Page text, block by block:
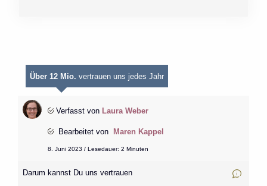
Über 12 Mio. vertrauen uns jedes Jahr
Verfasst von Laura Weber
Bearbeitet von Maren Kappel
8. Juni 2023 / Lesedauer: 2 Minuten
Darum kannst Du uns vertrauen